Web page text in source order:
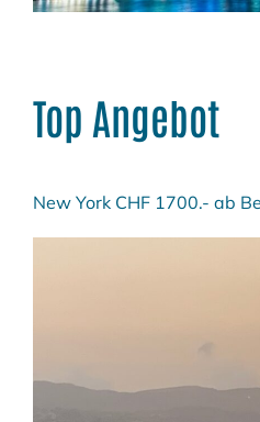
Top Angebot
New York CHF 1700.- ab